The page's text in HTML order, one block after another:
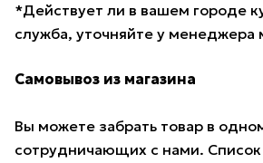
*Действует ли в вашем городе
служба, уточняйте у менеджера
Самовывоз из магазина
Вы можете забрать товар в
сотрудничающих с нами. Список